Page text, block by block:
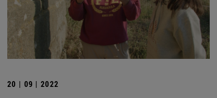
20 | 09 | 2022